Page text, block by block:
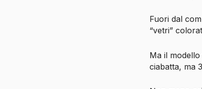
Fuori dal
“vetri”
Ma il
ciabatta, ma